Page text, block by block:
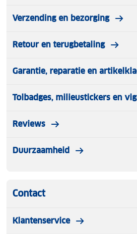
Verzending en bezorging
Retour en terugbetaling
Garantie, reparatie en
Tolbadges, milieustickers en
Reviews
Duurzaamheid
Contact
Klantenservice